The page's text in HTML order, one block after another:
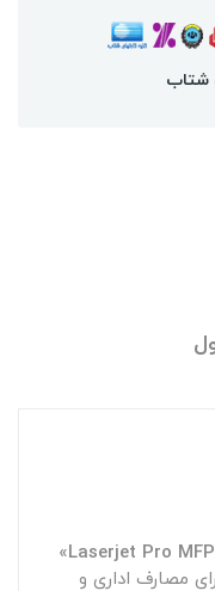
شتاب
مصارف اداری و